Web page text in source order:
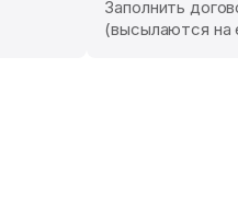
Заполнить
(высылаются на